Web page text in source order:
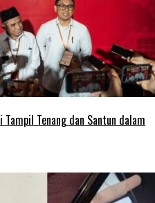
Tenang dan Santun dalam